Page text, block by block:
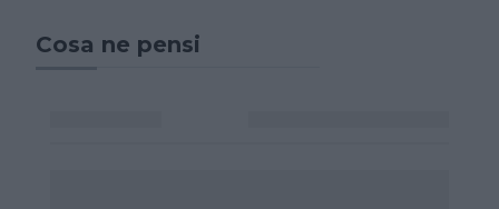
Cosa ne pensi